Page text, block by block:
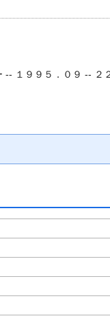
-- １９９５．０９ -- ２